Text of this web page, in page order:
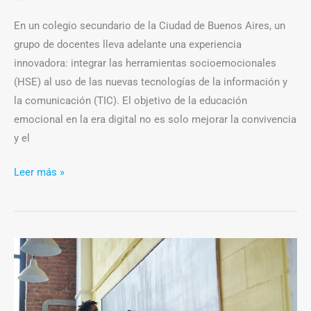
En un colegio secundario de la Ciudad de Buenos Aires, un
grupo de docentes lleva adelante una experiencia
innovadora: integrar las herramientas socioemocionales
(HSE) al uso de las nuevas tecnologías de la información y
la comunicación (TIC). El objetivo de la educación
emocional en la era digital no es solo mejorar la convivencia
y el
Leer más »
La
inteligencia
artificial
generativa